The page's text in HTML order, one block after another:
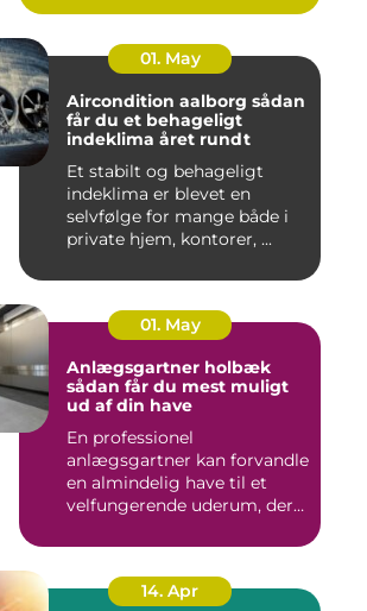
01. May
Aircondition aalborg sådan
får du et behageligt
indeklima året rundt
Et stabilt og behageligt
indeklima er blevet en
selvfølge for mange både i
private hjem, kontorer, ...
01. May
Anlægsgartner holbæk
sådan får du mest muligt
ud af din have
En professionel
anlægsgartner kan forvandle
en almindelig have til et
velfungerende uderum, der
14. Apr